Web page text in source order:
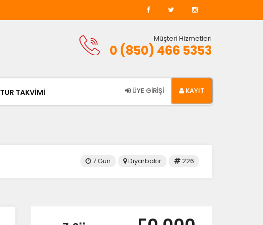
Müşteri Hizmetleri
0 (850) 466 5353
TUR TAKVİMİ ÜYE GİRİŞİ KAYIT
226
Diyarbakır
7 Gün